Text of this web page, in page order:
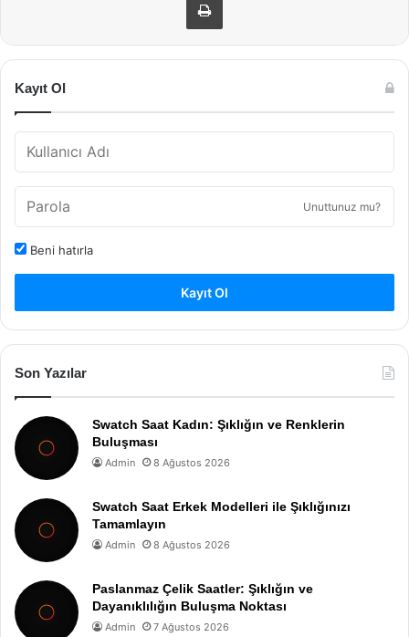
Kayıt Ol
Unuttunuz mu?
Beni hatırla
Kayıt Ol
Son Yazılar
Swatch Saat Kadın: Şıklığın ve Renklerin
Buluşması
Admin 8 Ağustos 2026
Swatch Saat Erkek Modelleri ile Şıklığınızı
Tamamlayın
Admin 8 Ağustos 2026
Paslanmaz Çelik Saatler: Şıklığın ve
Dayanıklılığın Buluşma Noktası
Admin 7 Ağustos 2026